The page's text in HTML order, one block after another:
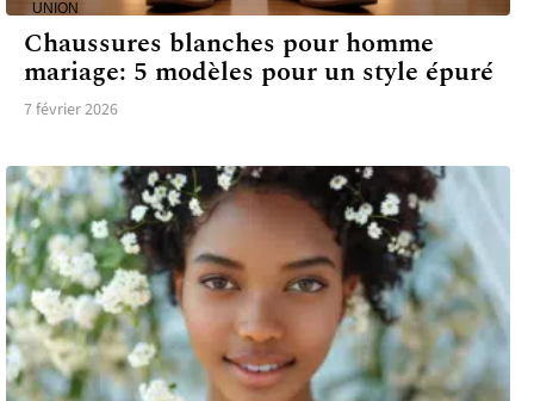
UNION
Chaussures blanches pour homme
mariage: 5 modèles pour un style épuré
7 février 2026